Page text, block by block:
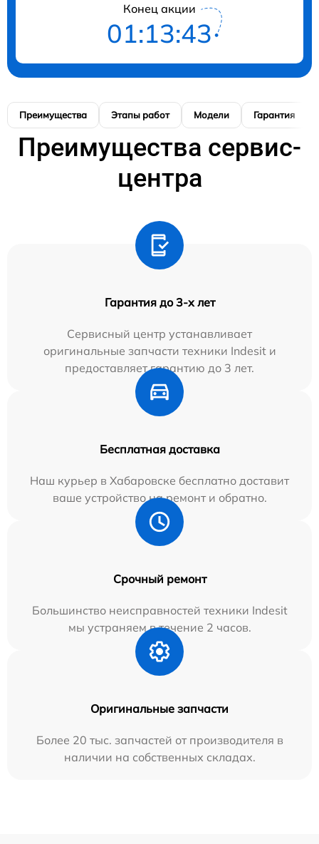
Конец акции
01:13:42
Преимущества Этапы работ Модели Гарантия
Преимущества сервис-
центра
Гарантия до 3-х лет
Сервисный центр устанавливает
оригинальные запчасти техники Indesit и
предоставляет гарантию до 3 лет.
Бесплатная доставка
Наш курьер в Хабаровске бесплатно доставит
ваше устройство на ремонт и обратно.
Срочный ремонт
Большинство неисправностей техники Indesit
мы устраняем в течение 2 часов.
Оригинальные запчасти
Более 20 тыс. запчастей от производителя в
наличии на собственных складах.